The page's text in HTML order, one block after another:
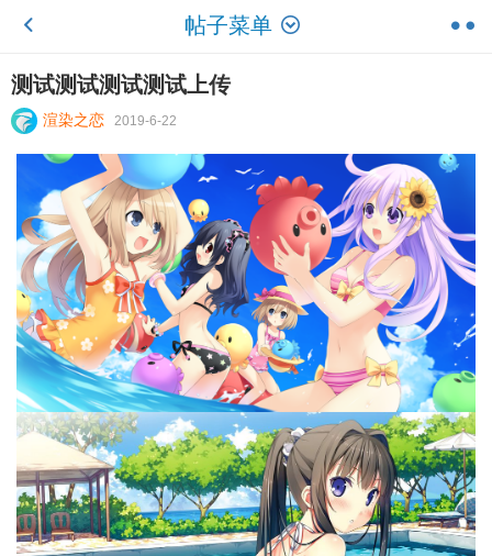
帖子菜单
测试测试测试测试上传
渲染之恋 2019-6-22